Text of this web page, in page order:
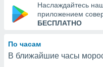
доступ
Наслаждайтесь
приложением
БЕСПЛАТНО
По часам
В ближайшие часы